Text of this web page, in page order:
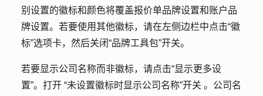
别设置的徽标和颜色将覆盖报价单品牌设置和账户品
牌设置。若要使用其他徽标，请在左侧边栏中点击“徽
标”选项卡，然后关闭“品牌工具包”开关。
若要显示公司名称而非徽标，请点击“显示更多设
置”。打开 “未设置徽标时显示公司名称”开关 。公司名